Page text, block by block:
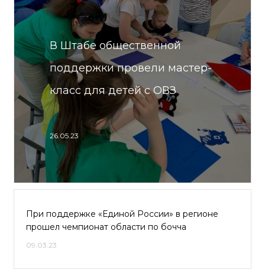
В Штабе общественной
поддержки провели мастер-
класс для детей с ОВЗ
26.05.23
При поддержке «Единой России» в регионе
прошел чемпионат области по бочча
09.03.23